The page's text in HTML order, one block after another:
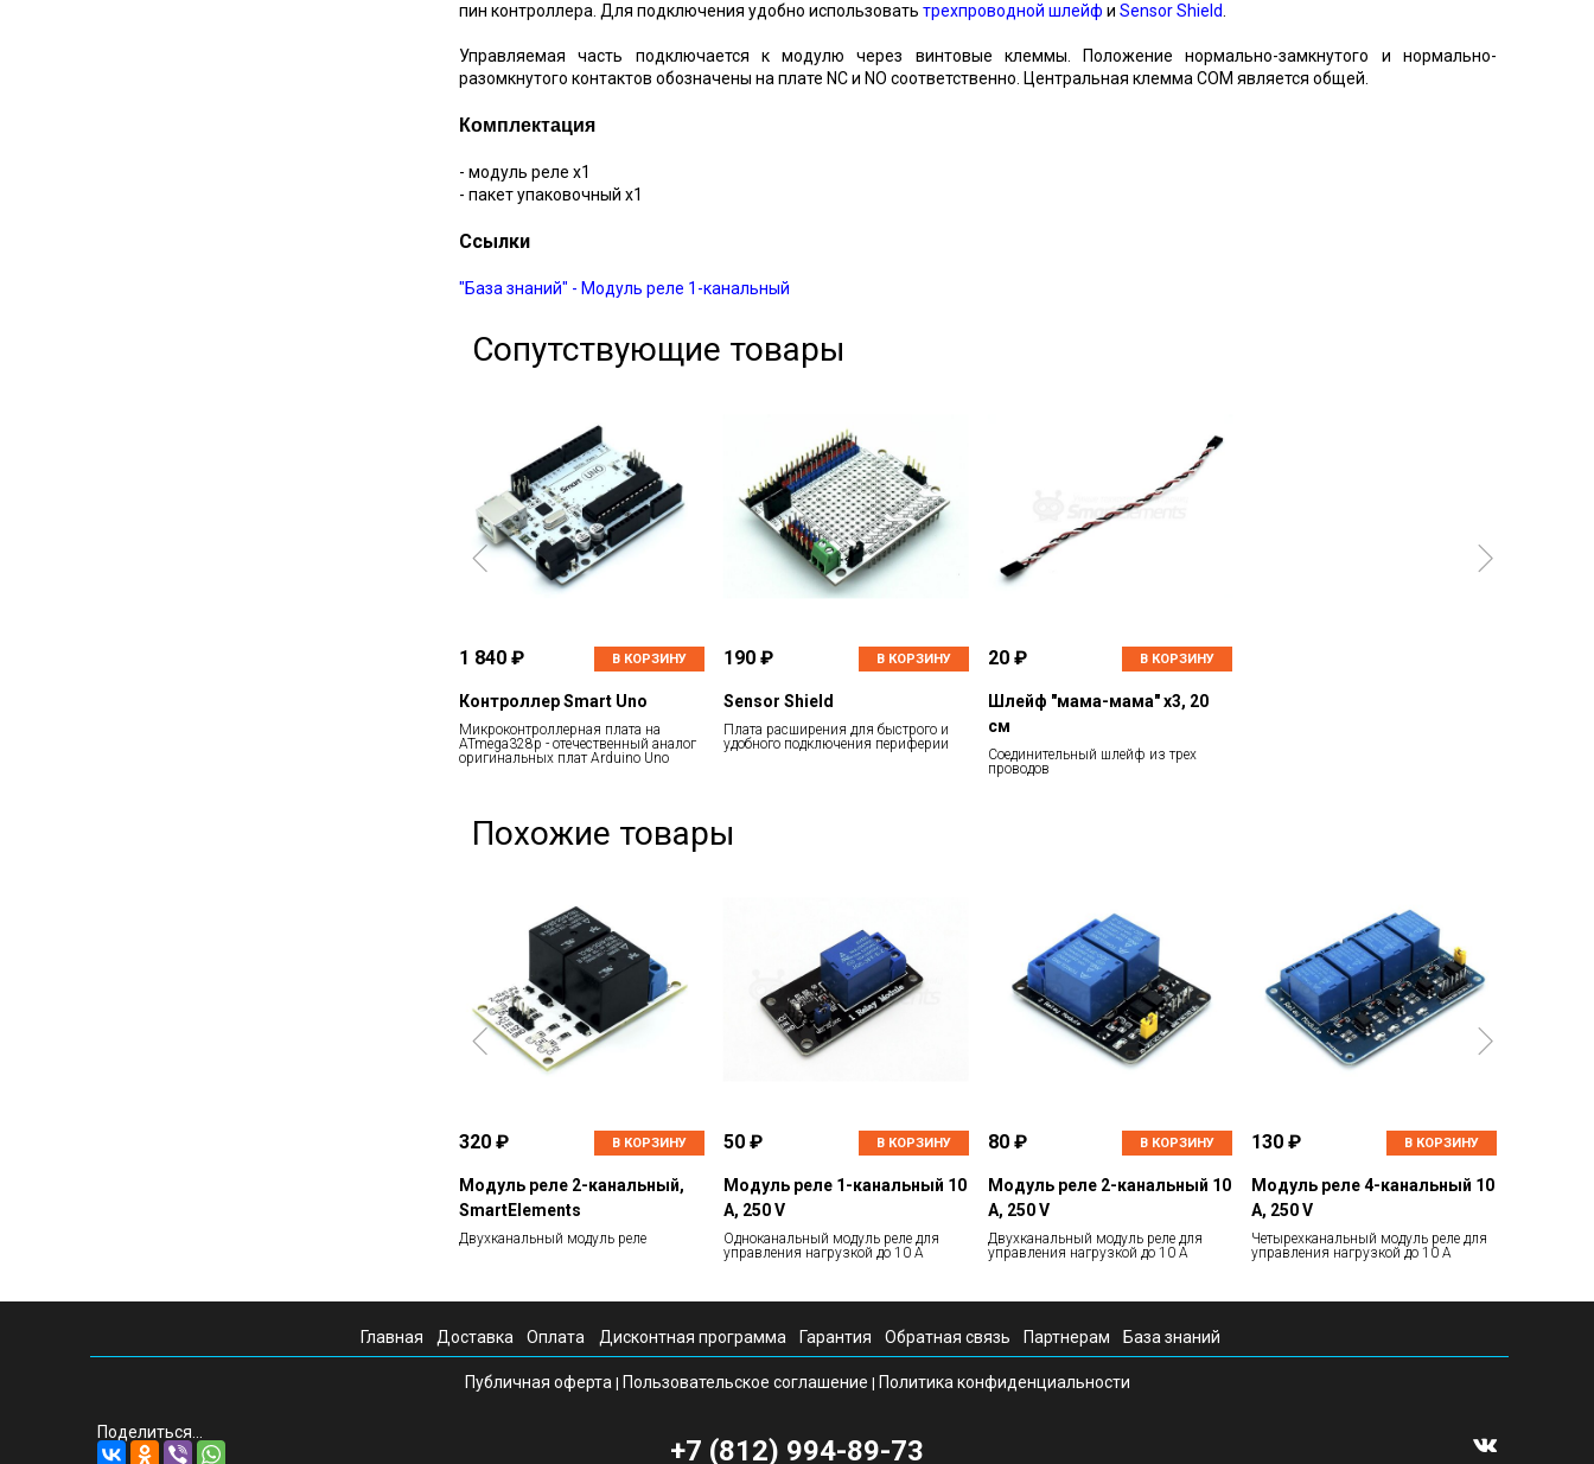
пин контроллера. Для подключения удобно использовать трехпроводной шлейф и Sensor Shield
Управляемая часть подключается к модулю через винтовые клеммы. Положение нормально-замкнутого и нормально-
разомкнутого контактов обозначены на плате NC и NO соответственно. Центральная клемма COM является общей.
Комплектация
- модуль реле х1
- пакет упаковочный х1
Ссылки
"База знаний" - Модуль реле 1-канальный
Сопутствующие товары
1 840 ₽ В КОРЗИНУ
Контроллер Smart Uno
Микроконтроллерная плата на
ATmega328p - отечественный аналог
оригинальных плат Arduino Uno
190 ₽ В КОРЗИНУ
Sensor Shield
Плата расширения для быстрого и
удобного подключения периферии
20 ₽ В КОРЗИНУ
Шлейф "мама-мама" х3, 20
см
Соединительный шлейф из трех
проводов
Похожие товары
320 ₽ В КОРЗИНУ
Модуль реле 2-канальный,
SmartElements
Двухканальный модуль реле
50 ₽ В КОРЗИНУ
Модуль реле 1-канальный 10
А, 250 V
Одноканальный модуль реле для
управления нагрузкой до 10 А
80 ₽ В КОРЗИНУ
Модуль реле 2-канальный 10
А, 250 V
Двухканальный модуль реле для
управления нагрузкой до 10 А
130 ₽ В КОРЗИНУ
Модуль реле 4-канальный 10
А, 250 V
Четырехканальный модуль реле для
управления нагрузкой до 10 А
Главная Доставка Оплата Дисконтная программа Гарантия Обратная связь Партнерам База знаний
Публичная оферта| Пользовательское соглашение | Политика конфиденциальности
Поделиться...
+7 (812) 994-89-73